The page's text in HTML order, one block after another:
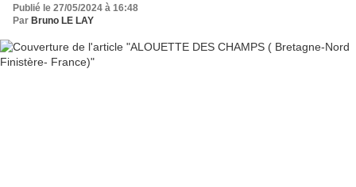
Publié le 27/05/2024 à 16:48
Par Bruno LE LAY